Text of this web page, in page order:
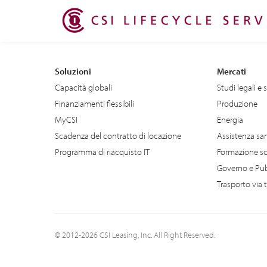
Soluzioni
Capacità globali
Finanziamenti flessibili
MyCSI
Scadenza del contratto di locazione
Programma di riacquisto IT
Mercati
Studi legali e
Produzione
Energia
Assistenza
Formazione
Governo e
Trasporto via
© 2012-2026 CSI Leasing, Inc. All Right Reserved.